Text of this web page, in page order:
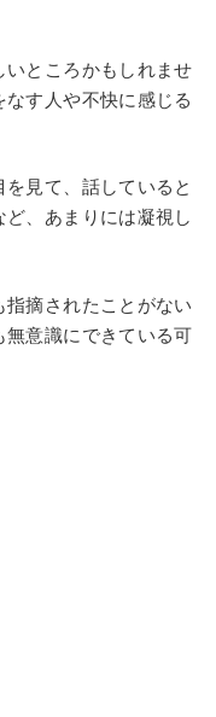
ところかもしれませ
す人や不快に感じる
見て、話していると
、あまりには凝視し
摘されたことがない
無意識にできている可